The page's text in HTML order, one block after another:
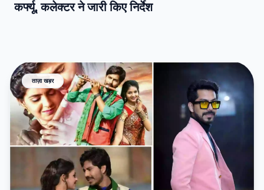
कर्फ्यू, कलेक्टर ने जारी किए निर्देश
ताज़ा खब़र